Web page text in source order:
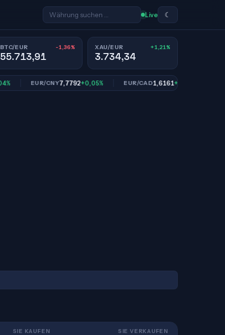
Live ☾
BTC/EUR -1,36%
55.713,91
XAU/EUR +1,21%
3.734,34
EUR/CNY7,7792+0,05% EUR/CAD1,6161+0,01%
SIE KAUFEN SIE VERKAUFEN